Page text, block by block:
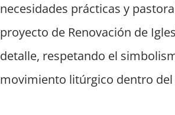
necesidades prácticas y
proyecto de Renovación de
detalle, respetando el
movimiento litúrgico dentro del